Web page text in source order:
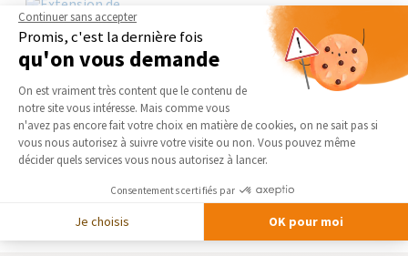
AGRANDIR SA MAISON AVEC LA MAISON DES TRAVAUX
BRIE-COMTE-ROBERT !
Vous souhaitez agrandir votre maison pour profiter d’une
surface habitable plus importante ? Découvrez...
Continuer sans accepter
Promis, c'est la dernière fois
qu'on vous demande
Plateforme de Gestion du
On est vraiment très content que le contenu de
notre site vous intéresse. Mais comme vous
n'avez pas encore fait votre choix en matière de cookies, on ne sait pas si
vous nous autorisez à suivre votre visite ou non. Vous pouvez même
décider quels services vous nous autorisez à lancer.
Consentements certifiés par
Je choisis OK pour moi
Axeptio consent